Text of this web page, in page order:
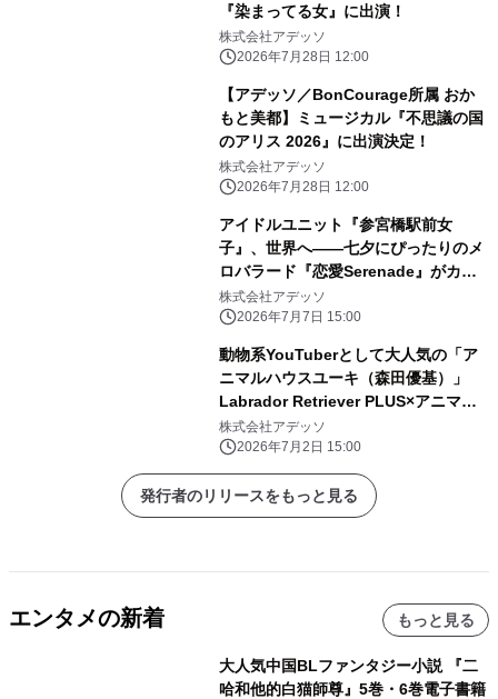
『染まってる女』に出演！
株式会社アデッソ
2026年7月28日 12:00
【アデッソ／BonCourage所属 おか
もと美都】ミュージカル『不思議の国
のアリス 2026』に出演決定！
株式会社アデッソ
2026年7月28日 12:00
アイドルユニット『参宮橋駅前女
子』、世界へ――七夕にぴったりのメ
ロバラード『恋愛Serenade』がカナ
ダiTunes Store「J-Pop トップソン
グ」チャートで76位に初ランクイン！
株式会社アデッソ
2026年7月7日 15:00
動物系YouTuberとして大人気の「ア
ニマルハウスユーキ（森田優基）」
Labrador Retriever PLUS×アニマル
ハウスユーキコラボ企画受注開始！
株式会社アデッソ
2026年7月2日 15:00
発行者のリリースをもっと見る
エンタメの新着 もっと見る
大人気中国BLファンタジー小説 『二
哈和他的白猫師尊』5巻・6巻電子書籍